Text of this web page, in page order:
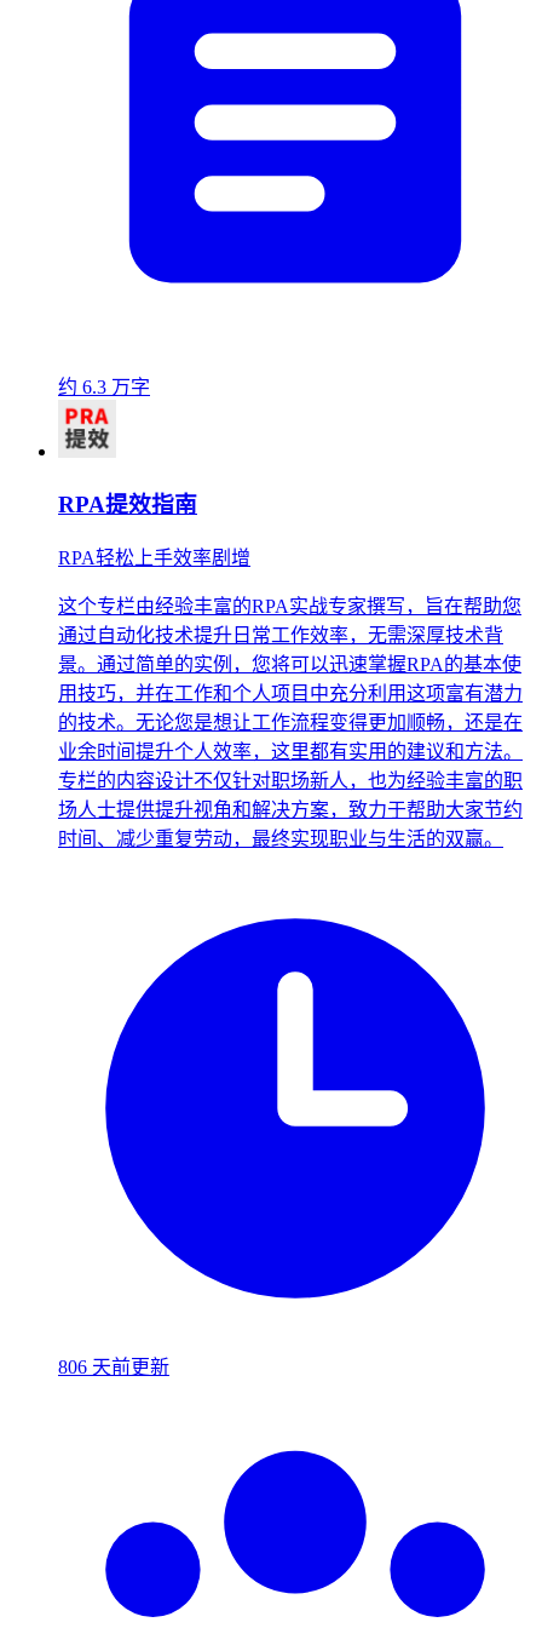
约 6.3 万字
RPA提效指南
RPA轻松上手效率剧增
这个专栏由经验丰富的RPA实战专家撰写，旨在帮助您
通过自动化技术提升日常工作效率，无需深厚技术背
景。通过简单的实例，您将可以迅速掌握RPA的基本使
用技巧，并在工作和个人项目中充分利用这项富有潜力
的技术。无论您是想让工作流程变得更加顺畅，还是在
业余时间提升个人效率，这里都有实用的建议和方法。
专栏的内容设计不仅针对职场新人，也为经验丰富的职
场人士提供提升视角和解决方案，致力于帮助大家节约
时间、减少重复劳动，最终实现职业与生活的双赢。
806 天前更新